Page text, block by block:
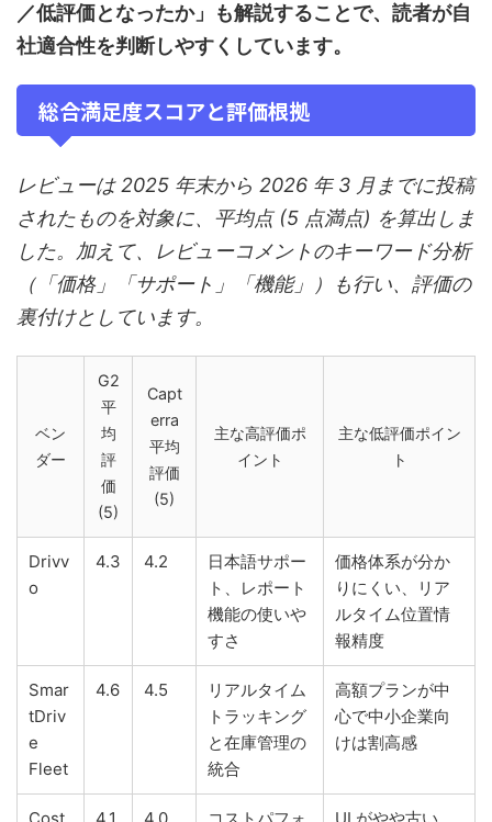
／低評価となったか」も解説することで、読者が自
社適合性を判断しやすくしています。
総合満足度スコアと評価根拠
レビューは 2025 年末から 2026 年 3 月までに投稿
されたものを対象に、平均点 (5 点満点) を算出しま
した。加えて、レビューコメントのキーワード分析
（「価格」「サポート」「機能」）も行い、評価の
裏付けとしています。
ベン
ダー
G2
平
均
評
価
(5)
Capt
erra
平均
評価
(5)
主な高評価ポ
イント
主な低評価ポイン
ト
Drivv
o
4.3 4.2
日本語サポー
ト、レポート
機能の使いや
すさ
価格体系が分か
りにくい、リア
ルタイム位置情
報精度
Smar
tDriv
e
Fleet
4.6 4.5
リアルタイム
トラッキング
と在庫管理の
統合
高額プランが中
心で中小企業向
けは割高感